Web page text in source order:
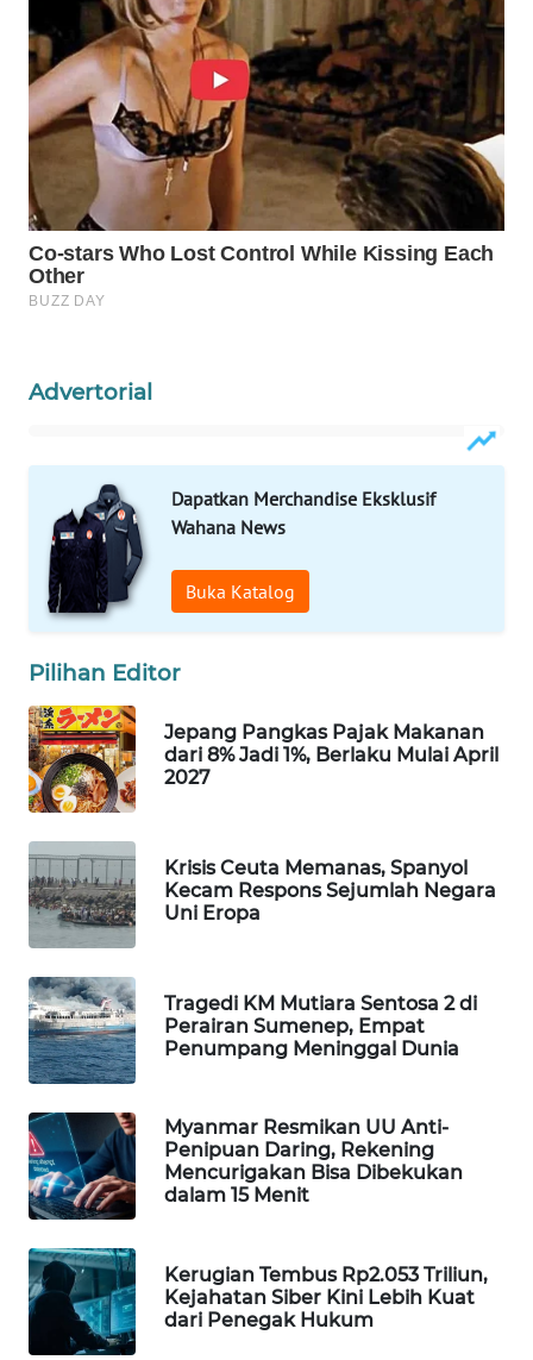
Advertorial
Dapatkan Merchandise Eksklusif
Wahana News
Buka Katalog
Pilihan Editor
Jepang Pangkas Pajak Makanan
dari 8% Jadi 1%, Berlaku Mulai April
2027
Krisis Ceuta Memanas, Spanyol
Kecam Respons Sejumlah Negara
Uni Eropa
Tragedi KM Mutiara Sentosa 2 di
Perairan Sumenep, Empat
Penumpang Meninggal Dunia
Myanmar Resmikan UU Anti-
Penipuan Daring, Rekening
Mencurigakan Bisa Dibekukan
dalam 15 Menit
Kerugian Tembus Rp2.053 Triliun,
Kejahatan Siber Kini Lebih Kuat
dari Penegak Hukum
INDRAMAYU
WN
KUNINGAN
WN
MAJALENGKA
WN
SUBANG
SUKABUMI
WN
PURWAKARTA
WN
PRIANGAN
TIMUR
SEMARANG
WN
SOLO
WN
BOROBUDUR
WN
MADURA
WN
SURABAYA
NATUNA
WN
BINTAN
WN
MANDALIKA